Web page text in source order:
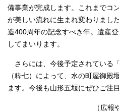
備事業が完成します。これまでコ
が美しい流れに生まれ変わりまし
造400周年の記念すべき年。遺産
してまいります。
さらには、今後予定されている
（粋七）によって、水の町屋御殿
ます。今後も山形五堰にぜひご注
（広報